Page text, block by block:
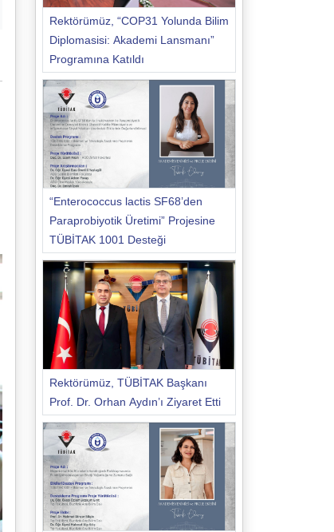
Rektörümüz, “COP31 Yolunda Bilim
Diplomasisi: Akademi Lansmanı”
Programına Katıldı
“Enterococcus lactis SF68’den
Paraprobiyotik Üretimi” Projesine
TÜBİTAK 1001 Desteği
Rektörümüz, TÜBİTAK Başkanı
Prof. Dr. Orhan Aydın’ı Ziyaret Etti